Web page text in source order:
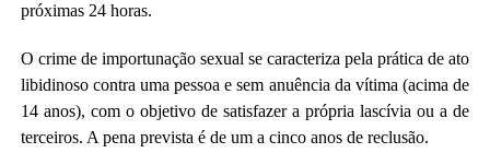
próximas 24 horas.
O crime de importunação sexual se caracteriza pela prática de ato
libidinoso contra uma pessoa e sem anuência da vítima (acima de
14 anos), com o objetivo de satisfazer a própria lascívia ou a de
terceiros. A pena prevista é de um a cinco anos de reclusão.